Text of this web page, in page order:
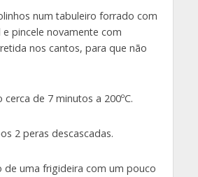
num tabuleiro forrado com
pincele novamente com
nos cantos, para que não
de 7 minutos a 200ºC.
2 peras descascadas.
de uma frigideira com um pouco